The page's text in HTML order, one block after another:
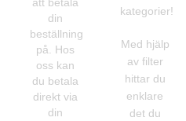
din
beställning
på. Hos
oss kan
du betala
direkt via
din
kategorier!
Med hjälp
av filter
hittar du
enklare
det du